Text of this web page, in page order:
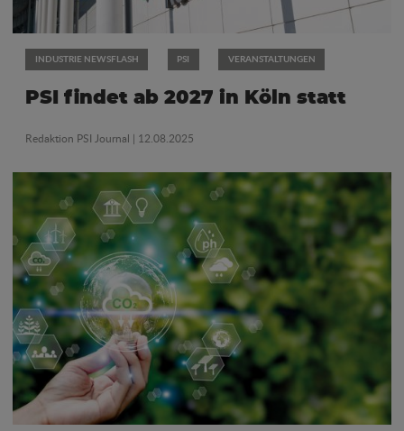
INDUSTRIE NEWSFLASH PSI VERANSTALTUNGEN
PSI findet ab 2027 in Köln statt
Redaktion PSI Journal | 12.08.2025